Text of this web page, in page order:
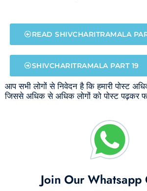
READ SHIVCHARITRAMALA
SHIVCHARITRAMALA PART 19
आप सभी लोगों से निवेदन है कि हमारी पोस्ट
जिससे अधिक से अधिक लोगों को पोस्ट पढ़कर
Join Our Whatsapp